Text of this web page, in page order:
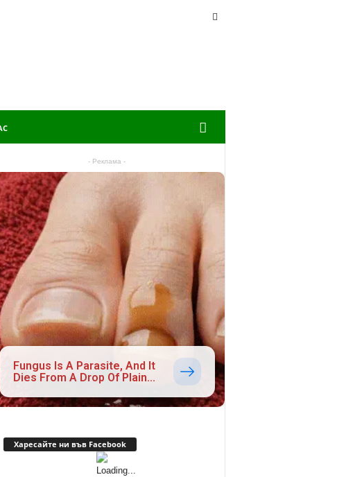
- Реклама -
Fungus Is A Parasite, And It
Dies From A Drop Of Plain...
Харесайте ни във Facebook